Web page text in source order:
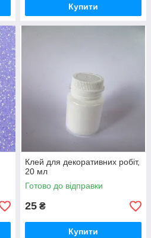
Купити
Клей для декоративних робіт,
20 мл
Готово до відправки
25 ₴
Купити